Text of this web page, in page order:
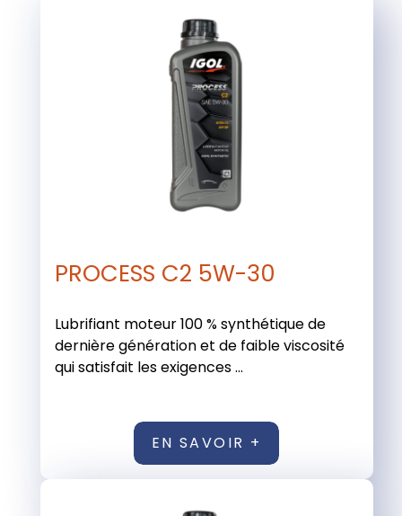
PROCESS C2 5W-30
Lubrifiant moteur 100 % synthétique de
dernière génération et de faible viscosité
qui satisfait les exigences ...
EN SAVOIR +